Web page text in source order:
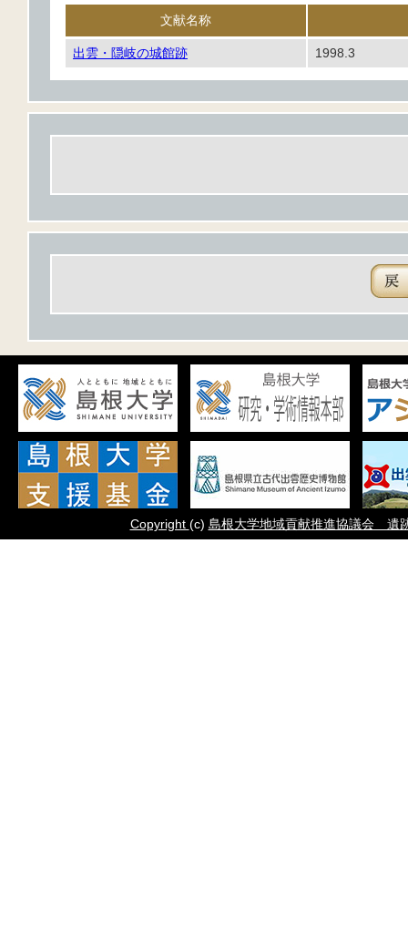
文献名称
出雲・隠岐の城館跡 1998.3
Copyright (c) 島根大学地域貢献推進協議会 遺